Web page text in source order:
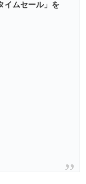
イムセール」を